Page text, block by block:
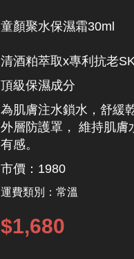
童顏聚水保濕霜30ml
清酒粕萃取x專利抗老
頂級保濕成分
為肌膚注水鎖水，舒緩
外層防護罩， 維持肌膚
有感。
市價：1980
運費類別：常溫
$1,680